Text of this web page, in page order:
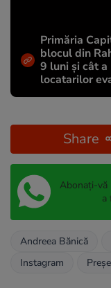
Primăria
blocul din
9 luni și cât
locatarilor
Share
Abonați-vă
a
Andreea Bănică
Instagram